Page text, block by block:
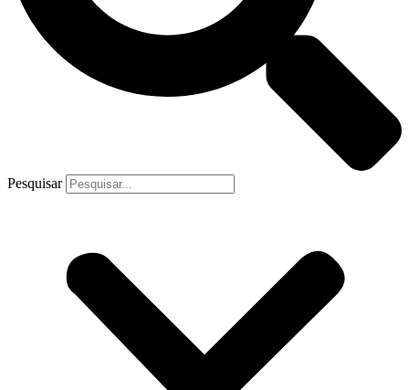
Pesquisar